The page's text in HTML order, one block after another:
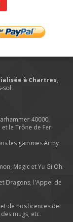
PANIER
à Chartres,
sol.
40000,
le Trône de Fer.
les gammes Army
Magic et Yu Gi Oh.
Dragons, l'Appel de
de nos licences de
mugs, etc.